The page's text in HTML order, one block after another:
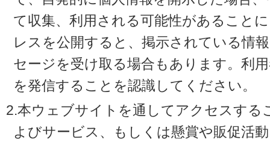
て収集、利用される可能性があること
レスを公開すると、掲示されている情
セージを受け取る場合もあります。利
を発信することを認識してください。
2.本ウェブサイトを通してアクセスする
よびサービス、もしくは懸賞や販促活